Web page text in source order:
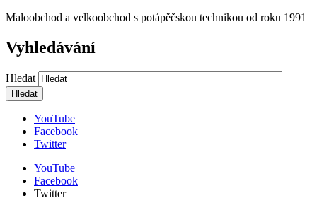
Maloobchod a velkoobchod s potápěčskou technikou od roku 1991
Vyhledávání
Hledat
YouTube
Facebook
Twitter
YouTube
Facebook
Twitter